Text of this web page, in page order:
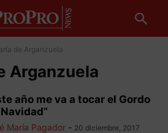
de Arganzuela
Arganzuela
año me va a tocar el Gordo
María Pagador - 20 diciembre, 2017